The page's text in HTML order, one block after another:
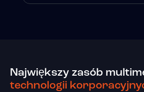
Największy zasób
technologii